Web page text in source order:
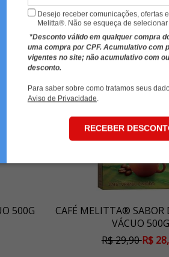
Desejo receber comunicações, ofertas
Melitta®. Não se esqueça de
*Desconto válido em qualquer compra
uma compra por CPF. Acumulativo com
vigentes no site; não acumulativo com
desconto.
Para saber sobre como tratamos seus
Aviso de Privacidade.
RECEBER
500G
CAFÉ MELITTA® SABOR
VÁCUO 500G
R$ 29,90R$